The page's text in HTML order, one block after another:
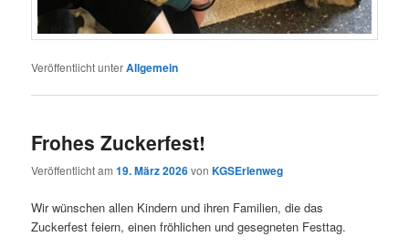
Veröffentlicht unterAllgemein
Frohes Zuckerfest!
Veröffentlicht am19. März 2026vonKGSErlenweg
Wir wünschen allen Kindern und ihren Familien, die das
Zuckerfest feiern, einen fröhlichen und gesegneten Festtag.